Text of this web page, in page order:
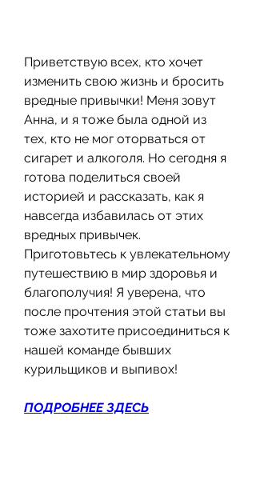
Приветствую всех, кто хочет
изменить свою жизнь и бросить
вредные привычки! Меня зовут
Анна, и я тоже была одной из
тех, кто не мог оторваться от
сигарет и алкоголя. Но сегодня я
готова поделиться своей
историей и рассказать, как я
навсегда избавилась от этих
вредных привычек.
Приготовьтесь к увлекательному
путешествию в мир здоровья и
благополучия! Я уверена, что
после прочтения этой статьи вы
тоже захотите присоединиться к
нашей команде бывших
курильщиков и выпивох!
ПОДРОБНЕЕ ЗДЕСЬ